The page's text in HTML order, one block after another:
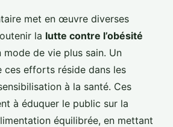
met en œuvre diverses
la lutte contre l’obésité
de vie plus sain. Un
ces efforts réside dans les
à la santé. Ces
à éduquer le public sur la
équilibrée, en mettant